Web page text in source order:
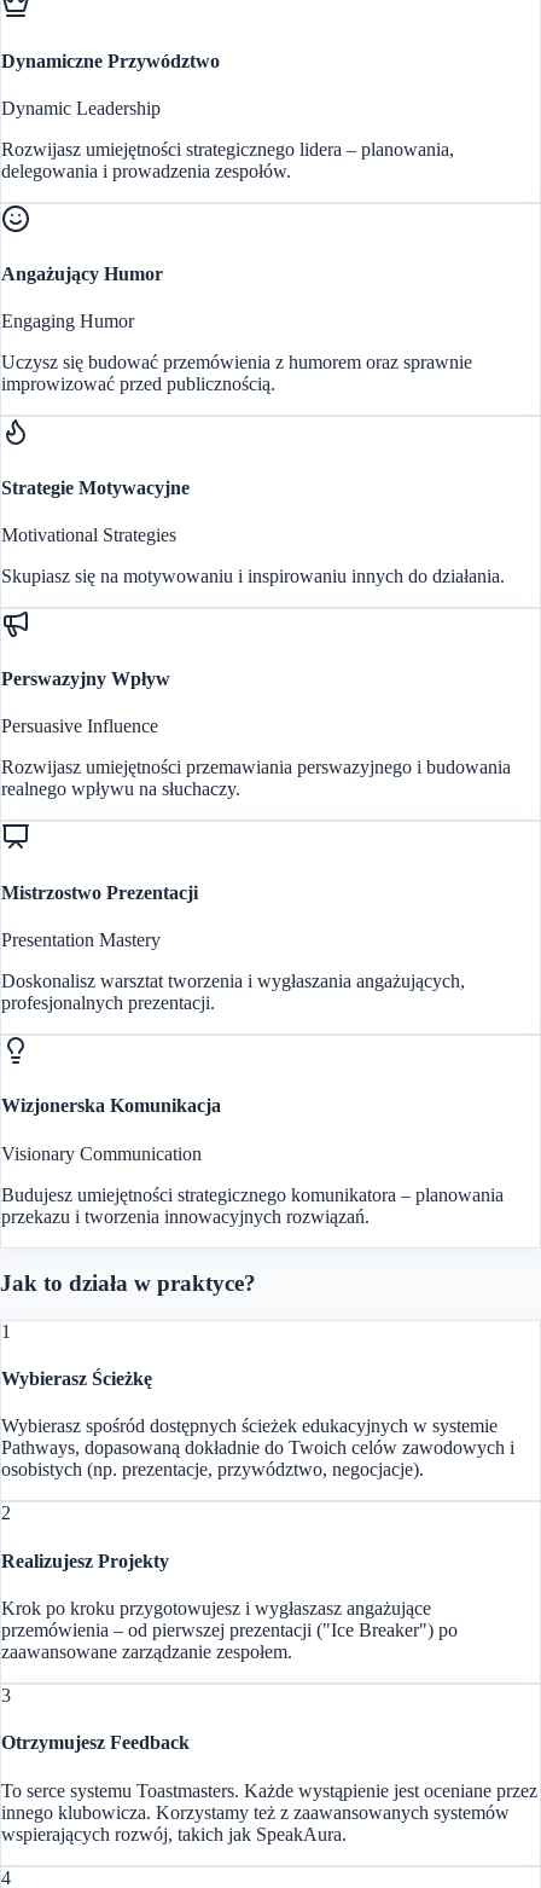
Dynamiczne Przywództwo
Dynamic Leadership
Rozwijasz umiejętności strategicznego lidera – planowania,
delegowania i prowadzenia zespołów.
Angażujący Humor
Engaging Humor
Uczysz się budować przemówienia z humorem oraz sprawnie
improwizować przed publicznością.
Strategie Motywacyjne
Motivational Strategies
Skupiasz się na motywowaniu i inspirowaniu innych do działania.
Perswazyjny Wpływ
Persuasive Influence
Rozwijasz umiejętności przemawiania perswazyjnego i budowania
realnego wpływu na słuchaczy.
Mistrzostwo Prezentacji
Presentation Mastery
Doskonalisz warsztat tworzenia i wygłaszania angażujących,
profesjonalnych prezentacji.
Wizjonerska Komunikacja
Visionary Communication
Budujesz umiejętności strategicznego komunikatora – planowania
przekazu i tworzenia innowacyjnych rozwiązań.
Jak to działa w praktyce?
1
Wybierasz Ścieżkę
Wybierasz spośród dostępnych ścieżek edukacyjnych w systemie
Pathways, dopasowaną dokładnie do Twoich celów zawodowych i
osobistych (np. prezentacje, przywództwo, negocjacje).
2
Realizujesz Projekty
Krok po kroku przygotowujesz i wygłaszasz angażujące
przemówienia – od pierwszej prezentacji ("Ice Breaker") po
zaawansowane zarządzanie zespołem.
3
Otrzymujesz Feedback
To serce systemu Toastmasters. Każde wystąpienie jest oceniane przez
innego klubowicza. Korzystamy też z zaawansowanych systemów
wspierających rozwój, takich jak SpeakAura.
4